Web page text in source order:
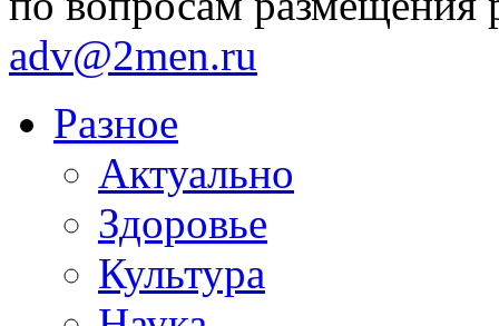
adv@2men.ru
Разное
Актуально
Здоровье
Культура